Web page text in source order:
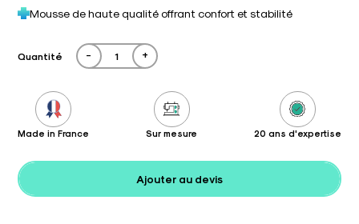
Mousse de haute qualité offrant confort et stabilité
Quantité - +
Made in France Sur mesure 20 ans d'expertise
Ajouter au devis